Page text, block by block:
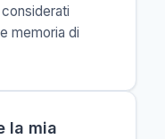
memoria di
la mia